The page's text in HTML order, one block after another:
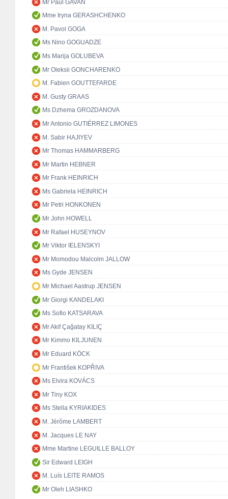
Mr Paul GAVAN
Mme Iryna GERASHCHENKO
M. Pavol GOGA
Ms Nino GOGUADZE
Ms Marija GOLUBEVA
Mr Oleksii GONCHARENKO
M. Fabien GOUTTEFARDE
M. Gusty GRAAS
Ms Dzhema GROZDANOVA
Mr Antonio GUTIÉRREZ LIMONES
M. Sabir HAJIYEV
Mr Thomas HAMMARBERG
Mr Martin HEBNER
Mr Frank HEINRICH
Ms Gabriela HEINRICH
Mr Petri HONKONEN
Mr John HOWELL
Mr Rafael HUSEYNOV
Mr Viktor IELENSKYI
Mr Momodou Malcolm JALLOW
Ms Gyde JENSEN
Mr Michael Aastrup JENSEN
Mr Giorgi KANDELAKI
Ms Sofio KATSARAVA
Mr Akif Çağatay KILIÇ
Mr Kimmo KILJUNEN
Mr Eduard KÖCK
Mr František KOPŘIVA
Ms Elvira KOVÁCS
Mr Tiny KOX
Ms Stella KYRIAKIDES
M. Jérôme LAMBERT
M. Jacques LE NAY
Mme Martine LEGUILLE BALLOY
Sir Edward LEIGH
M. Luís LEITE RAMOS
Mr Oleh LIASHKO